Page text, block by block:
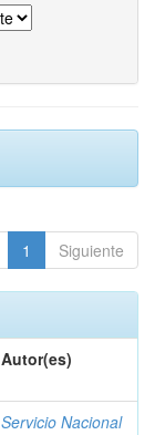
1 Siguiente
Autor(es)
Servicio Nacional